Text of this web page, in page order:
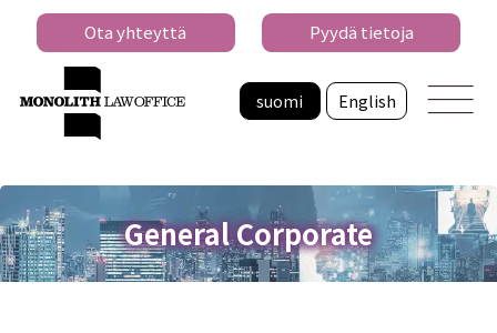
suomi English
Ota yhteyttä Pyydä tietoja
General Corporate